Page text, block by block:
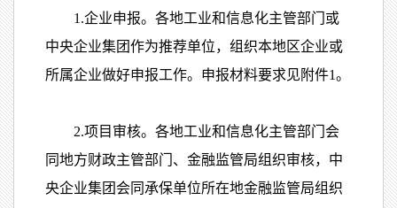
1.企业申报。各地工业和信息化主管部门或
中央企业集团作为推荐单位，组织本地区企业或
所属企业做好申报工作。申报材料要求见附件1。
2.项目审核。各地工业和信息化主管部门会
同地方财政主管部门、金融监管局组织审核，中
央企业集团会同承保单位所在地金融监管局组织